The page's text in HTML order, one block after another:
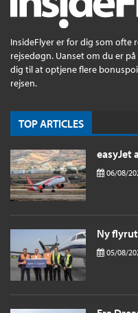
InsideFlyer er for dig som ofte
rejsedøgn. Uanset om du er
dig til at optjene flere
rejsen.
TOP ARTICLES
easyJet
06/08/
Ny
05/08/